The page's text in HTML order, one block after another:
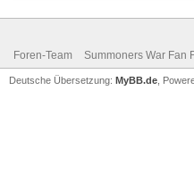
Foren-Team Summoners War Fan
Deutsche Übersetzung: MyBB.de ,